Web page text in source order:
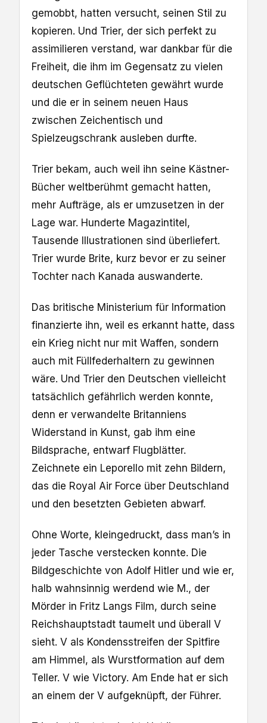
gemobbt, hatten versucht, seinen Stil zu
kopieren. Und Trier, der sich perfekt zu
assimilieren verstand, war dankbar für die
Freiheit, die ihm im Gegensatz zu vielen
deutschen Geflüchteten gewährt wurde
und die er in seinem neuen Haus
zwischen Zeichentisch und
Spielzeugschrank ausleben durfte.
Trier bekam, auch weil ihn seine Kästner-
Bücher weltberühmt gemacht hatten,
mehr Aufträge, als er umzusetzen in der
Lage war. Hunderte Magazintitel,
Tausende Illustrationen sind überliefert.
Trier wurde Brite, kurz bevor er zu seiner
Tochter nach Kanada auswanderte.
Das britische Ministerium für Information
finanzierte ihn, weil es erkannt hatte, dass
ein Krieg nicht nur mit Waffen, sondern
auch mit Füllfederhaltern zu gewinnen
wäre. Und Trier den Deutschen vielleicht
tatsächlich gefährlich werden konnte,
denn er verwandelte Britanniens
Widerstand in Kunst, gab ihm eine
Bildsprache, entwarf Flugblätter.
Zeichnete ein Leporello mit zehn Bildern,
das die Royal Air Force über Deutschland
und den besetzten Gebieten abwarf.
Ohne Worte, kleingedruckt, dass man’s in
jeder Tasche verstecken konnte. Die
Bildgeschichte von Adolf Hitler und wie er,
halb wahnsinnig werdend wie M., der
Mörder in Fritz Langs Film, durch seine
Reichshauptstadt taumelt und überall V
sieht. V als Kondensstreifen der Spitfire
am Himmel, als Wurstformation auf dem
Teller. V wie Victory. Am Ende hat er sich
an einem der V aufgeknüpft, der Führer.